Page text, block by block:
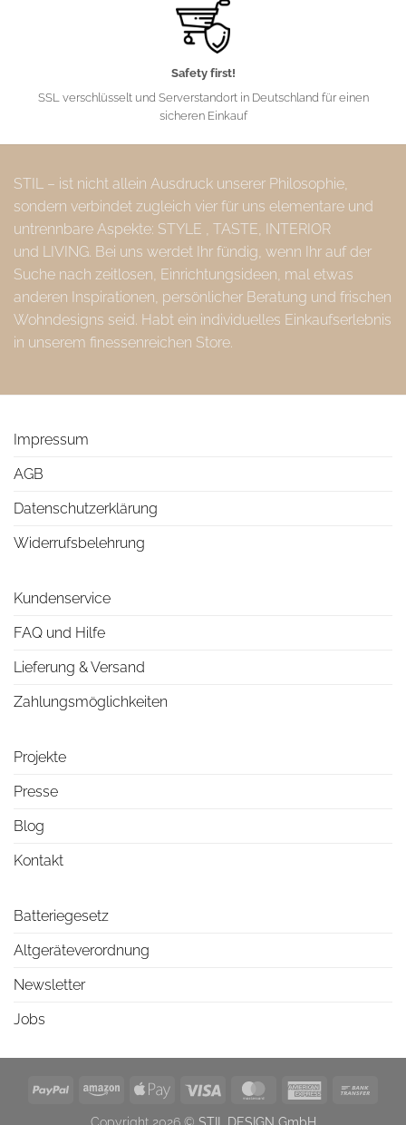
Safety first!
SSL verschlüsselt und Serverstandort in Deutschland für einen
sicheren Einkauf
STIL – ist nicht allein Ausdruck unserer Philosophie,
sondern verbindet zugleich vier für uns elementare und
untrennbare Aspekte: STYLE , TASTE, INTERIOR
und LIVING. Bei uns werdet Ihr fündig, wenn Ihr auf der
Suche nach zeitlosen, Einrichtungsideen, mal etwas
anderen Inspirationen, persönlicher Beratung und frischen
Wohndesigns seid. Habt ein individuelles Einkaufserlebnis
in unserem finessenreichen Store.
Impressum
AGB
Datenschutzerklärung
Widerrufsbelehrung
Kundenservice
FAQ und Hilfe
Lieferung & Versand
Zahlungsmöglichkeiten
Projekte
Presse
Blog
Kontakt
Batteriegesetz
Altgeräteverordnung
Newsletter
Jobs
PayPal Amazon Apple
Visa MasterCardAmerican
Copyright 2026 © STIL.DESIGN GmbH